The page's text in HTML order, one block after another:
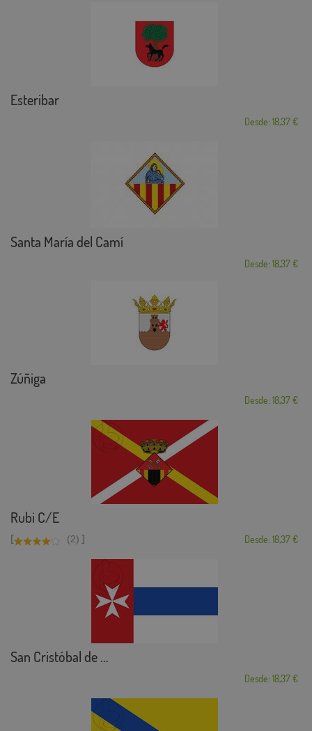
Esteribar
Desde: 18,37 €
Santa María del Camí
Desde: 18,37 €
Zúñiga
Desde: 18,37 €
Rubi C/E
[ (2) ] Desde: 18,37 €
San Cristóbal de ...
Desde: 18,37 €